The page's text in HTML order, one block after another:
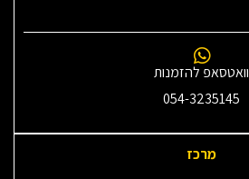
וואטסאפ להזמנות
054-3235145‎
מרכז